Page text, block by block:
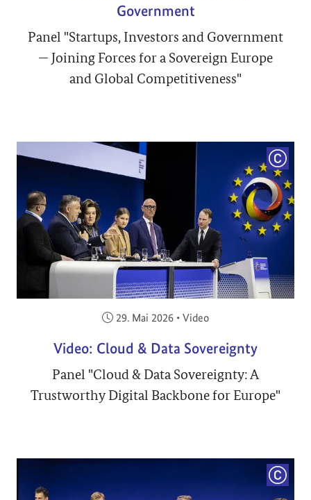
Government
Panel "Startups, Investors and Government
— Joining Forces for a Sovereign Europe
and Global Competitiveness"
Veröffentlicht am:
29. Mai 2026 • Video
Video: Cloud & Data Sovereignty
Panel "Cloud & Data Sovereignty: A
Trustworthy Digital Backbone for Europe"